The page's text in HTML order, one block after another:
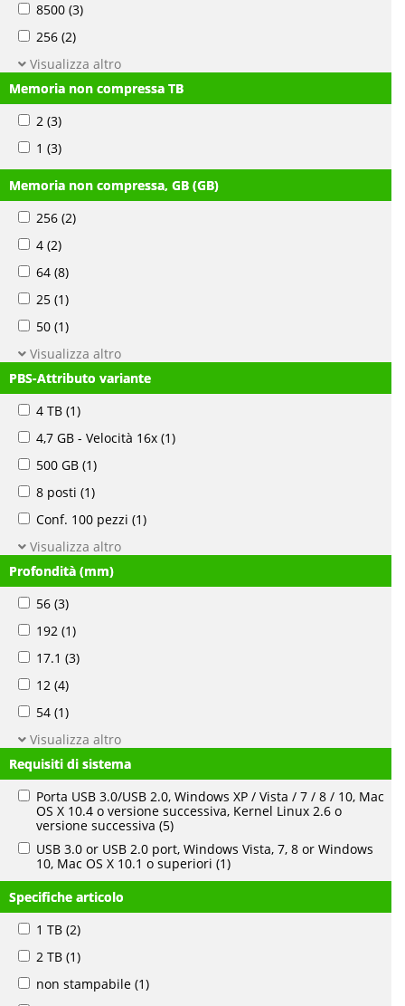
8500 (3)
256 (2)
Visualizza altro
Memoria non compressa TB
2 (3)
1 (3)
Memoria non compressa, GB (GB)
256 (2)
4 (2)
64 (8)
25 (1)
50 (1)
Visualizza altro
PBS-Attributo variante
4 TB (1)
4,7 GB - Velocità 16x (1)
500 GB (1)
8 posti (1)
Conf. 100 pezzi (1)
Visualizza altro
Profondità (mm)
56 (3)
192 (1)
17.1 (3)
12 (4)
54 (1)
Visualizza altro
Requisiti di sistema
Porta USB 3.0/USB 2.0, Windows XP / Vista / 7 / 8 / 10, Mac
OS X 10.4 o versione successiva, Kernel Linux 2.6 o
versione successiva (5)
USB 3.0 or USB 2.0 port, Windows Vista, 7, 8 or Windows
10, Mac OS X 10.1 o superiori (1)
Specifiche articolo
1 TB (2)
2 TB (1)
non stampabile (1)